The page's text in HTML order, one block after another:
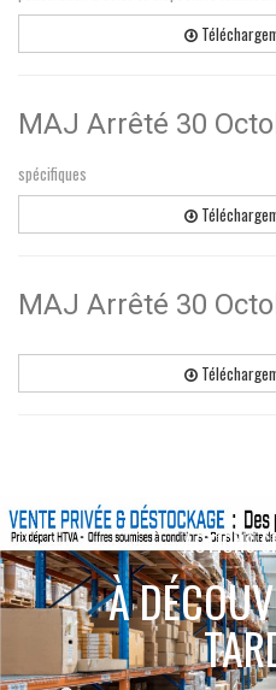
MAJ Arrêté 30
spécifiques
MAJ Arrêté 30
ACTIONS
À